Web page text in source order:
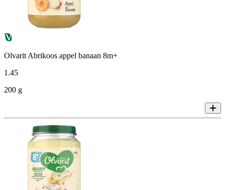
Olvarit Abrikoos appel banaan 8m+
1.45
200 g